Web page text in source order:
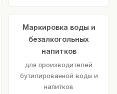
Маркировка воды и
безалкогольных
напитков
для производителей
бутилированной воды и
напитков